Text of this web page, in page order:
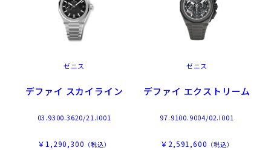
ゼニス
デファイ スカイライン
03.9300.3620/21.I001
￥1,290,300 （税込）
ゼニス
デファイ エクストリーム
97.9100.9004/02.I001
￥2,591,600 （税込）